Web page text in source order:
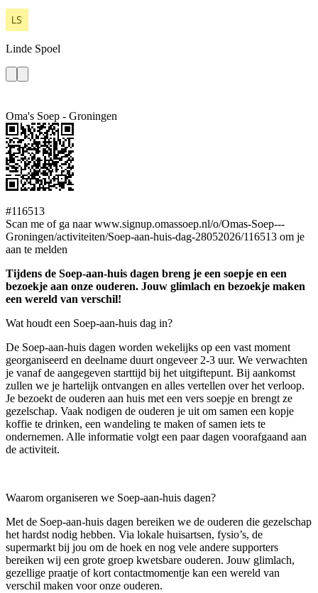
Linde Spoel
Oma's Soep - Groningen
#116513
Scan me of ga naar www.signup.omassoep.nl/o/Omas-Soep---
Groningen/activiteiten/Soep-aan-huis-dag-28052026/116513 om je
aan te melden
Tijdens de Soep-aan-huis dagen breng je een soepje en een
bezoekje aan onze ouderen. Jouw glimlach en bezoekje maken
een wereld van verschil!
Wat houdt een Soep-aan-huis dag in?
De Soep-aan-huis dagen worden wekelijks op een vast moment
georganiseerd en deelname duurt ongeveer 2-3 uur. We verwachten
je vanaf de aangegeven starttijd bij het uitgiftepunt. Bij aankomst
zullen we je hartelijk ontvangen en alles vertellen over het verloop.
Je bezoekt de ouderen aan huis met een vers soepje en brengt ze
gezelschap. Vaak nodigen de ouderen je uit om samen een kopje
koffie te drinken, een wandeling te maken of samen iets te
ondernemen. Alle informatie volgt een paar dagen voorafgaand aan
de activiteit.
Waarom organiseren we Soep-aan-huis dagen?
Met de Soep-aan-huis dagen bereiken we de ouderen die gezelschap
het hardst nodig hebben. Via lokale huisartsen, fysio’s, de
supermarkt bij jou om de hoek en nog vele andere supporters
bereiken wij een grote groep kwetsbare ouderen. Jouw glimlach,
gezellige praatje of kort contactmomentje kan een wereld van
verschil maken voor onze ouderen.